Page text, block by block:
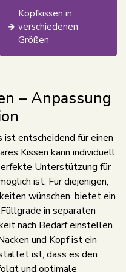
Kopfkissen in
verschiedenen
Größen
– Anpassung
ist entscheidend für einen
Kissen kann individuell
Unterstützung für
ist. Für diejenigen,
wünschen, bietet ein
in separaten
nach Bedarf einstellen
und Kopf ist ein
ist, dass es den
und optimale